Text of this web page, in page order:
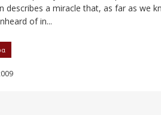
describes a miracle that, as far as we
of in...